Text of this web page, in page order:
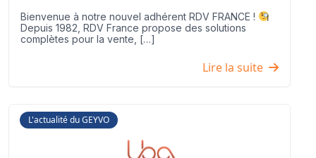
Bienvenue à notre nouvel adhérent RDV FRANCE !
Depuis 1982, RDV France propose des solutions
complètes pour la vente, […]
Lire la suite
L'actualité du GEYVO